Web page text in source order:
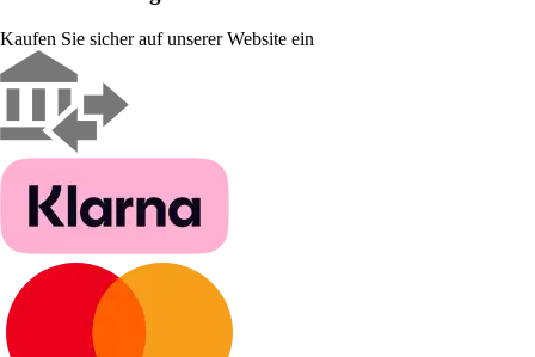
Kaufen Sie sicher auf unserer Website ein